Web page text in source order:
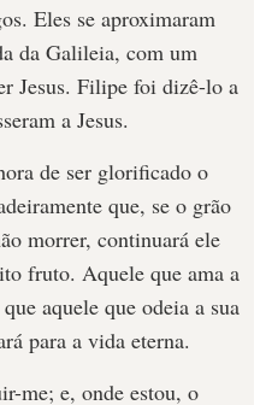
Eles se aproximaram
da Galileia, com um
Jesus. Filipe foi dizê-lo a
a Jesus.
de ser glorificado o
que, se o grão
morrer, continuará ele
fruto. Aquele que ama a
aquele que odeia a sua
para a vida eterna.
me; e, onde estou, o